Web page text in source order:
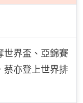
世界盃、亞錦賽
蔡亦登上世界排